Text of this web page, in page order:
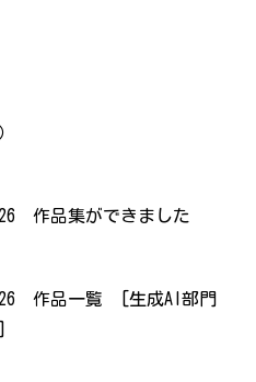
作品集ができました
作品一覧 [生成AI部門